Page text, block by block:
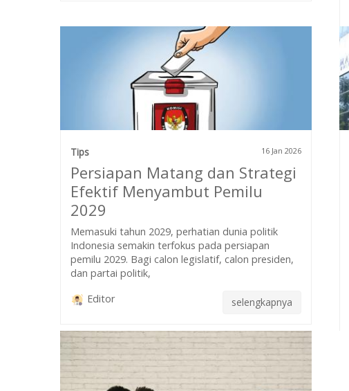
Tips 16 Jan 2026
Persiapan Matang dan Strategi
Efektif Menyambut Pemilu
2029
Memasuki tahun 2029, perhatian dunia politik
Indonesia semakin terfokus pada persiapan
pemilu 2029. Bagi calon legislatif, calon presiden,
dan partai politik,
Editor
selengkapnya